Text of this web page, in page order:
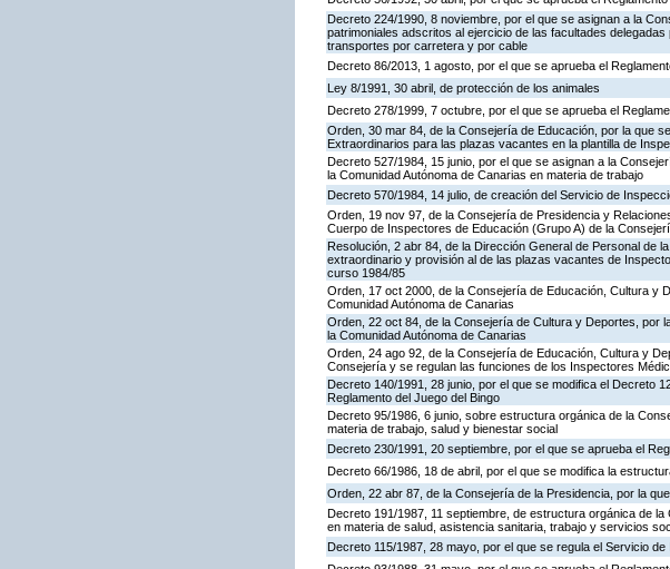
Decreto 224/1990, 8 noviembre, por el que se asignan a la
patrimoniales adscritos al ejercicio de las facultades
transportes por carretera y por cable
Decreto 86/2013, 1 agosto, por el que se aprueba el
Ley 8/1991, 30 abril, de protección de los animales
Decreto 278/1999, 7 octubre, por el que se aprueba el
Orden, 30 mar 84, de la Consejería de Educación, por la que
Extraordinarios para las plazas vacantes en la plantilla de
Decreto 527/1984, 15 junio, por el que se asignan a la
la Comunidad Autónoma de Canarias en materia de trabajo
Decreto 570/1984, 14 julio, de creación del Servicio de
Orden, 19 nov 97, de la Consejería de Presidencia y
Cuerpo de Inspectores de Educación (Grupo A) de la
Resolución, 2 abr 84, de la Dirección General de Personal de
extraordinario y provisión al de las plazas vacantes de
curso 1984/85
Orden, 17 oct 2000, de la Consejería de Educación, Cultura y
Comunidad Autónoma de Canarias
Orden, 22 oct 84, de la Consejería de Cultura y Deportes, por
la Comunidad Autónoma de Canarias
Orden, 24 ago 92, de la Consejería de Educación, Cultura y
Consejería y se regulan las funciones de los Inspectores
Decreto 140/1991, 28 junio, por el que se modifica el Decreto
Reglamento del Juego del Bingo
Decreto 95/1986, 6 junio, sobre estructura orgánica de la
materia de trabajo, salud y bienestar social
Decreto 230/1991, 20 septiembre, por el que se aprueba el
Decreto 66/1986, 18 de abril, por el que se modifica la
Orden, 22 abr 87, de la Consejería de la Presidencia, por la
Decreto 191/1987, 11 septiembre, de estructura orgánica de
en materia de salud, asistencia sanitaria, trabajo y servicios
Decreto 115/1987, 28 mayo, por el que se regula el Servicio